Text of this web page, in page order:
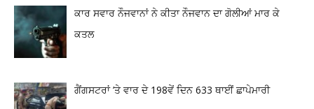
ਕਾਰ ਸਵਾਰ ਨੌਜਵਾਨਾਂ ਨੇ ਕੀਤਾ ਨੌਜਵਾਨ ਦਾ ਗੋਲੀਆਂ ਮਾਰ ਕੇ
ਕਤਲ
ਗੈਂਗਸਟਰਾਂ ’ਤੇ ਵਾਰ ਦੇ 198ਵੇਂ ਦਿਨ 633 ਥਾਈਂ ਛਾਪੇਮਾਰੀ